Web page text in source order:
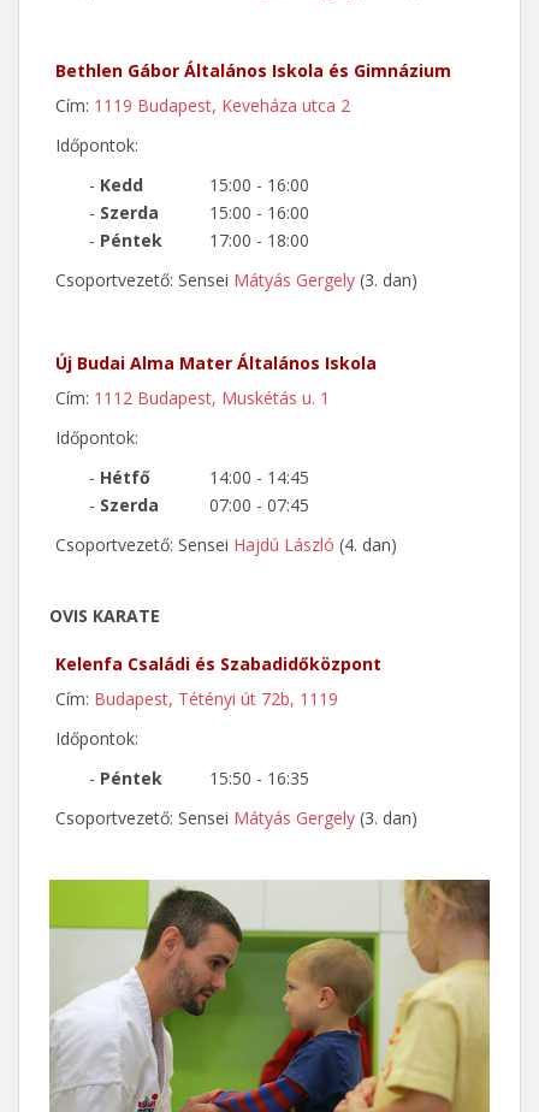
Bethlen Gábor Általános Iskola és Gimnázium
Cím: 1119 Budapest, Keveháza utca 2
Időpontok:
- Kedd
15:00 - 16:00
- Szerda
15:00 - 16:00
- Péntek
17:00 - 18:00
Csoportvezető: Sensei Mátyás Gergely (3. dan)
Új Budai Alma Mater Általános Iskola
Cím: 1112 Budapest, Muskétás u. 1
Időpontok:
- Hétfő
14:00 - 14:45
- Szerda
07:00 - 07:45
Csoportvezető: Sensei Hajdú László (4. dan)
OVIS KARATE
Kelenfa Családi és Szabadidőközpont
Cím: Budapest, Tétényi út 72b, 1119
Időpontok:
- Péntek
15:50 - 16:35
Csoportvezető: Sensei Mátyás Gergely (3. dan)